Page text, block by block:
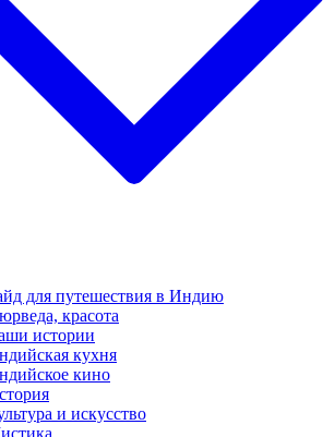
для путешествия в Индию
красота
истории
кухня
кино
и искусство